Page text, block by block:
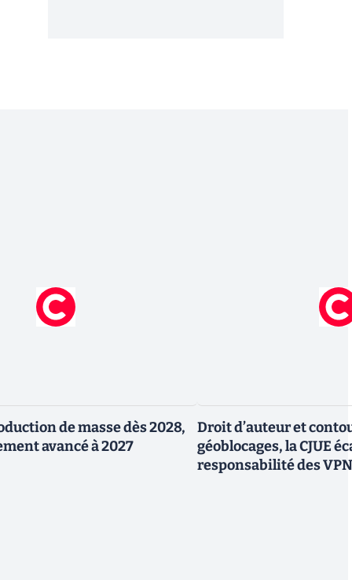
de masse dès 2028,
avancé à 2027
Droit d’auteur et
géoblocages, la CJUE
responsabilité des VPN